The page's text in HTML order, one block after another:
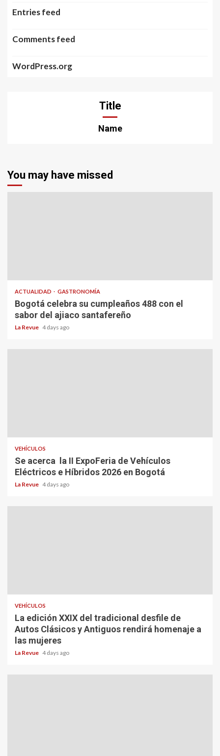
Entries feed
Comments feed
WordPress.org
Title
Name
You may have missed
ACTUALIDAD GASTRONOMÍA
Bogotá celebra su cumpleaños 488 con el
sabor del ajiaco santafereño
La Revue 4 days ago
VEHÍCULOS
Se acerca la II ExpoFeria de Vehículos
Eléctricos e Híbridos 2026 en Bogotá
La Revue 4 days ago
VEHÍCULOS
La edición XXIX del tradicional desfile de
Autos Clásicos y Antiguos rendirá homenaje a
las mujeres
La Revue 4 days ago